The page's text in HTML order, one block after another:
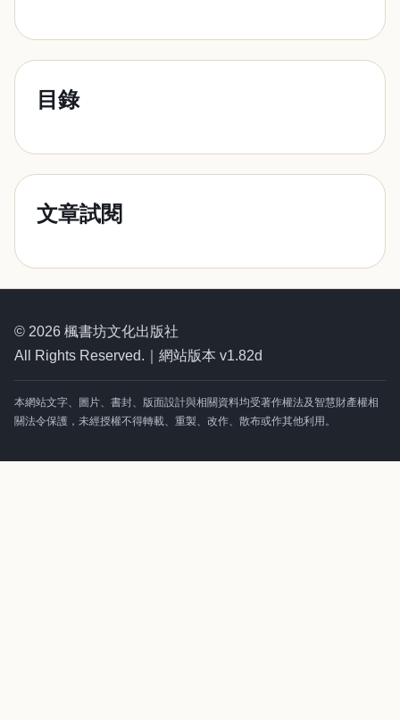
目錄
文章試閱
© 2026 楓書坊文化出版社
All Rights Reserved.｜網站版本 v1.82d
本網站文字、圖片、書封、版面設計與相關資料均受著作權法及智慧財產權相
關法令保護，未經授權不得轉載、重製、改作、散布或作其他利用。